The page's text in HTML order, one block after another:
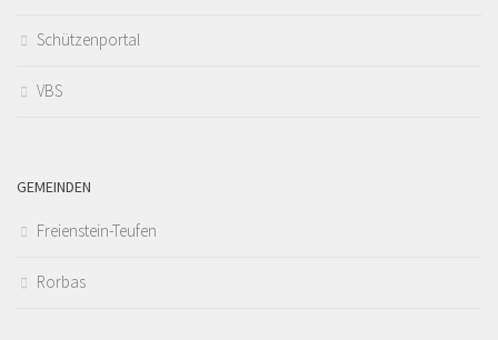
Schützenportal
VBS
GEMEINDEN
Freienstein-Teufen
Rorbas